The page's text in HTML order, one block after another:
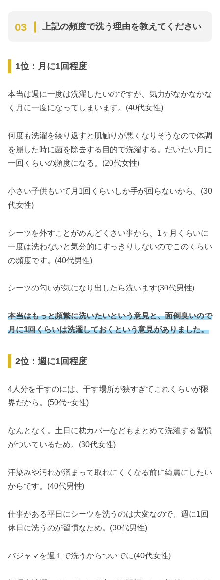
上記の頻度で洗う理由を教えてください
1位：月に1回程度
本当は週に一度は洗濯したいのですが、気力がなかなかな
く月に一度になってしまいます。(40代女性)
何度も洗濯を繰り返すと肌触りが悪くなりそうなので体調
を崩した時に菌を除去する目的で洗濯する。だいたい月に
一回くらいの頻度になる。(20代女性)
小さい子供もいて月1回くらいしか手が回らないから。(30
代女性)
シーツを外すことがめんどくさい事から、1ヶ月くらいに
一度は洗わないと気分的にすっきりしないのでこのくらい
の頻度です。(40代男性)
シーツの匂いが気になり出したら洗います(30代男性)
本当はもっと頻繁に洗いたいという意見と、面倒臭いので
月に1回くらいは洗濯しておくという意見がありました。
2位：週に1回程度
4人分を干すのには、干す場所が狭すぎてこれくらいが限
界だから。(50代~女性)
なんとなく。土日に枕カバーなどもまとめて洗濯する習慣
がついているため。(30代女性)
汗染みや汚れが溜まって取れにくくなる前に綺麗にしたい
からです。(40代男性)
仕事がある平日にシーツを洗うのは大変なので、週に1回
休日に洗うのが習慣なため。(30代男性)
パジャマを週１で洗うからついでに(40代女性)